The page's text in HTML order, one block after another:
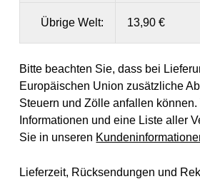
Übrige Welt: 13,90 €
Bitte beachten Sie, dass bei
Europäischen Union zusätzliche
Steuern und Zölle anfallen können.
Informationen und eine Liste aller
Sie in unseren
Lieferzeit, Rücksendungen und